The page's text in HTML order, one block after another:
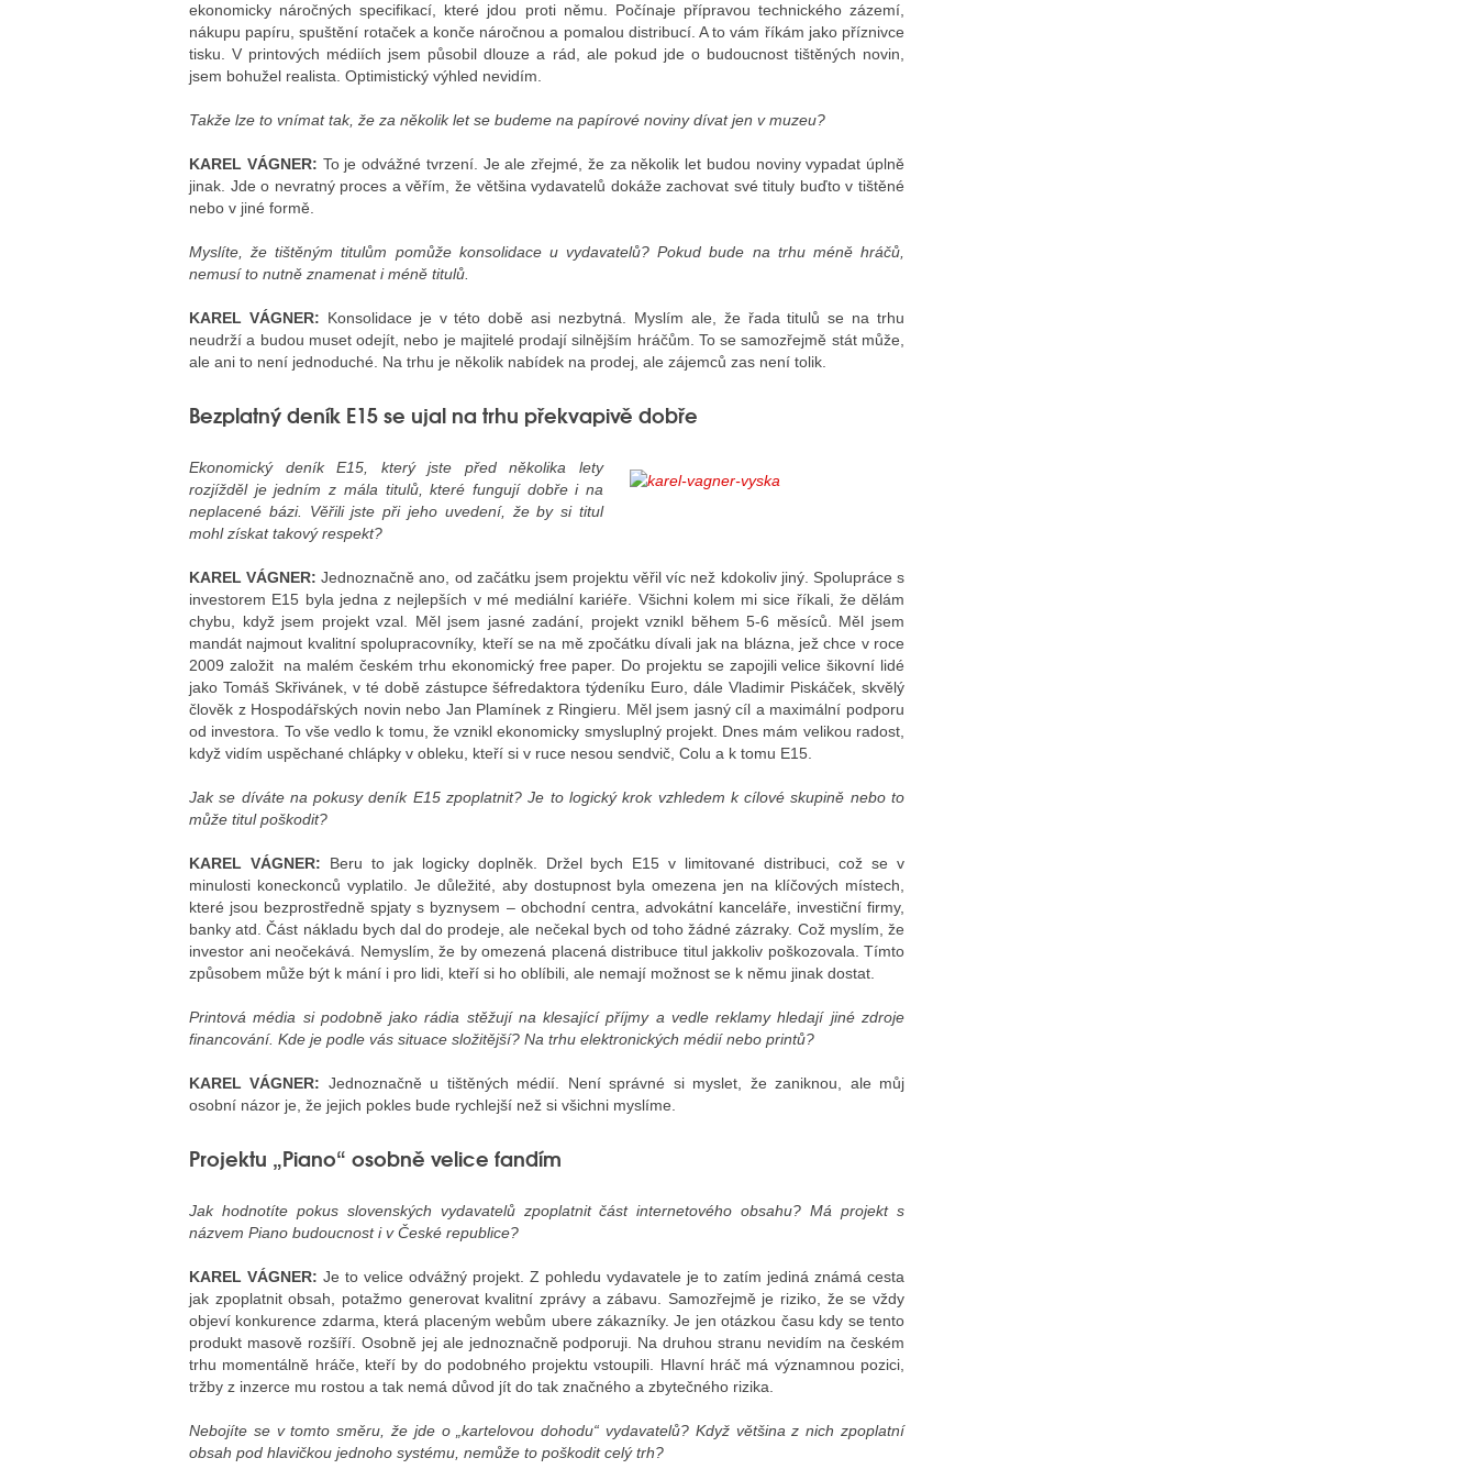
ekonomicky náročných specifikací, které jdou proti němu. Počínaje přípravou technického zázemí,
nákupu papíru, spuštění rotaček a konče náročnou a pomalou distribucí. A to vám říkám jako příznivce
tisku. V printových médiích jsem působil dlouze a rád, ale pokud jde o budoucnost tištěných novin,
jsem bohužel realista. Optimistický výhled nevidím.
Takže lze to vnímat tak, že za několik let se budeme na papírové noviny dívat jen v muzeu?
KAREL VÁGNER: To je odvážné tvrzení. Je ale zřejmé, že za několik let budou noviny vypadat úplně
jinak. Jde o nevratný proces a věřím, že většina vydavatelů dokáže zachovat své tituly buďto v tištěné
nebo v jiné formě.
Myslíte, že tištěným titulům pomůže konsolidace u vydavatelů? Pokud bude na trhu méně hráčů,
nemusí to nutně znamenat i méně titulů.
KAREL VÁGNER: Konsolidace je v této době asi nezbytná. Myslím ale, že řada titulů se na trhu
neudrží a budou muset odejít, nebo je majitelé prodají silnějším hráčům. To se samozřejmě stát může,
ale ani to není jednoduché. Na trhu je několik nabídek na prodej, ale zájemců zas není tolik.
Bezplatný deník E15 se ujal na trhu překvapivě dobře
Ekonomický deník E15, který jste před několika lety
rozjížděl je jedním z mála titulů, které fungují dobře i na
neplacené bázi. Věřili jste při jeho uvedení, že by si titul
mohl získat takový respekt?
KAREL VÁGNER: Jednoznačně ano, od začátku jsem projektu věřil víc než kdokoliv jiný. Spolupráce s
investorem E15 byla jedna z nejlepších v mé mediální kariéře. Všichni kolem mi sice říkali, že dělám
chybu, když jsem projekt vzal. Měl jsem jasné zadání, projekt vznikl během 5-6 měsíců. Měl jsem
mandát najmout kvalitní spolupracovníky, kteří se na mě zpočátku dívali jak na blázna, jež chce v roce
2009 založit na malém českém trhu ekonomický free paper. Do projektu se zapojili velice šikovní lidé
jako Tomáš Skřivánek, v té době zástupce šéfredaktora týdeníku Euro, dále Vladimir Piskáček, skvělý
člověk z Hospodářských novin nebo Jan Plamínek z Ringieru. Měl jsem jasný cíl a maximální podporu
od investora. To vše vedlo k tomu, že vznikl ekonomicky smysluplný projekt. Dnes mám velikou radost,
když vidím uspěchané chlápky v obleku, kteří si v ruce nesou sendvič, Colu a k tomu E15.
Jak se díváte na pokusy deník E15 zpoplatnit? Je to logický krok vzhledem k cílové skupině nebo to
může titul poškodit?
KAREL VÁGNER: Beru to jak logicky doplněk. Držel bych E15 v limitované distribuci, což se v
minulosti koneckonců vyplatilo. Je důležité, aby dostupnost byla omezena jen na klíčových místech,
které jsou bezprostředně spjaty s byznysem – obchodní centra, advokátní kanceláře, investiční firmy,
banky atd. Část nákladu bych dal do prodeje, ale nečekal bych od toho žádné zázraky. Což myslím, že
investor ani neočekává. Nemyslím, že by omezená placená distribuce titul jakkoliv poškozovala. Tímto
způsobem může být k mání i pro lidi, kteří si ho oblíbili, ale nemají možnost se k němu jinak dostat.
Printová média si podobně jako rádia stěžují na klesající příjmy a vedle reklamy hledají jiné zdroje
financování. Kde je podle vás situace složitější? Na trhu elektronických médií nebo printů?
KAREL VÁGNER: Jednoznačně u tištěných médií. Není správné si myslet, že zaniknou, ale můj
osobní názor je, že jejich pokles bude rychlejší než si všichni myslíme.
Projektu „Piano“ osobně velice fandím
Jak hodnotíte pokus slovenských vydavatelů zpoplatnit část internetového obsahu? Má projekt s
názvem Piano budoucnost i v České republice?
KAREL VÁGNER: Je to velice odvážný projekt. Z pohledu vydavatele je to zatím jediná známá cesta
jak zpoplatnit obsah, potažmo generovat kvalitní zprávy a zábavu. Samozřejmě je riziko, že se vždy
objeví konkurence zdarma, která placeným webům ubere zákazníky. Je jen otázkou času kdy se tento
produkt masově rozšíří. Osobně jej ale jednoznačně podporuji. Na druhou stranu nevidím na českém
trhu momentálně hráče, kteří by do podobného projektu vstoupili. Hlavní hráč má významnou pozici,
tržby z inzerce mu rostou a tak nemá důvod jít do tak značného a zbytečného rizika.
Nebojíte se v tomto směru, že jde o „kartelovou dohodu“ vydavatelů? Když většina z nich zpoplatní
obsah pod hlavičkou jednoho systému, nemůže to poškodit celý trh?